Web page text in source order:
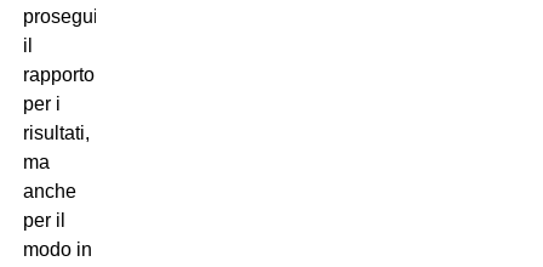
proseguire
il
rapporto:
per i
risultati,
ma
anche
per il
modo in